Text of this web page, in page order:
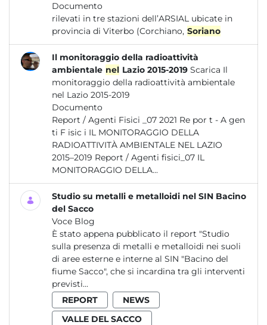
Documento
rilevati in tre stazioni dell’ARSIAL ubicate in
provincia di Viterbo (Corchiano, Soriano
Il monitoraggio della radioattività
ambientale nel Lazio 2015-2019 Scarica Il
monitoraggio della radioattività ambientale
nel Lazio 2015-2019
Documento
Report / Agenti Fisici _07 2021 Re por t - A gen
ti F isic i IL MONITORAGGIO DELLA
RADIOATTIVITÀ AMBIENTALE NEL LAZIO
2015–2019 Report / Agenti fisici_07 IL
MONITORAGGIO DELLA...
Studio su metalli e metalloidi nel SIN Bacino
del Sacco
Voce Blog
È stato appena pubblicato il report "Studio
sulla presenza di metalli e metalloidi nei suoli
di aree esterne e interne al SIN "Bacino del
fiume Sacco", che si incardina tra gli interventi
previsti...
REPORT
NEWS
VALLE DEL SACCO